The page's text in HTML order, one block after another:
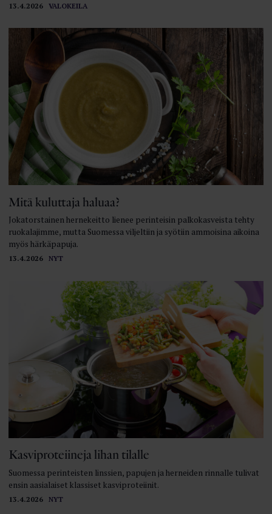
13.4.2026 VALOKEILA
13.4.2026 NYT
Mitä kuluttaja haluaa?
Jokatorstainen hernekeitto lienee perinteisin palkokasveista tehty
ruokalajimme, mutta Suomessa viljeltiin ja syötiin ammoisina aikoina
myös härkäpapuja.
13.4.2026 NYT
Kasviproteiineja lihan tilalle
Suomessa perinteisten linssien, papujen ja herneiden rinnalle tulivat
ensin aasialaiset klassiset kasviproteiinit.